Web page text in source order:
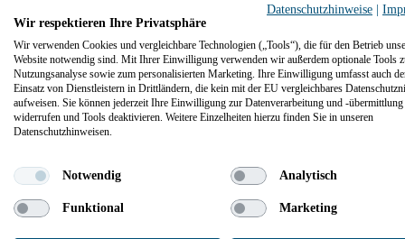
Goethestraße 89,
Entstörungsdienst/Zentrale Meldestelle
Torgauer Straße 12-
Datenschutzhinweise |
Wir respektieren Ihre Privatsphäre
Wir verwenden Cookies und vergleichbare Technologien („Tools“), die für den Betrieb
Website notwendig sind. Mit Ihrer Einwilligung verwenden wir außerdem optionale Tools
Nutzungsanalyse sowie zum personalisierten Marketing. Ihre Einwilligung umfasst auch
Einsatz von Dienstleistern in Drittländern, die kein mit der EU vergleichbares
aufweisen. Sie können jederzeit Ihre Einwilligung zur Datenverarbeitung und -übermittlung
widerrufen und Tools deaktivieren. Weitere Einzelheiten hierzu finden Sie in unseren
Datenschutzhinweisen.
Notwendig Analytisch
Funktional Marketing